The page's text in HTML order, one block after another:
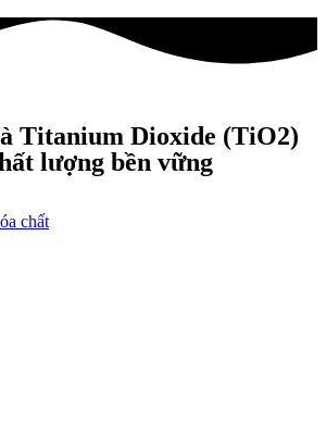
Titanium Dioxide (TiO2)
lượng bền vững
chất